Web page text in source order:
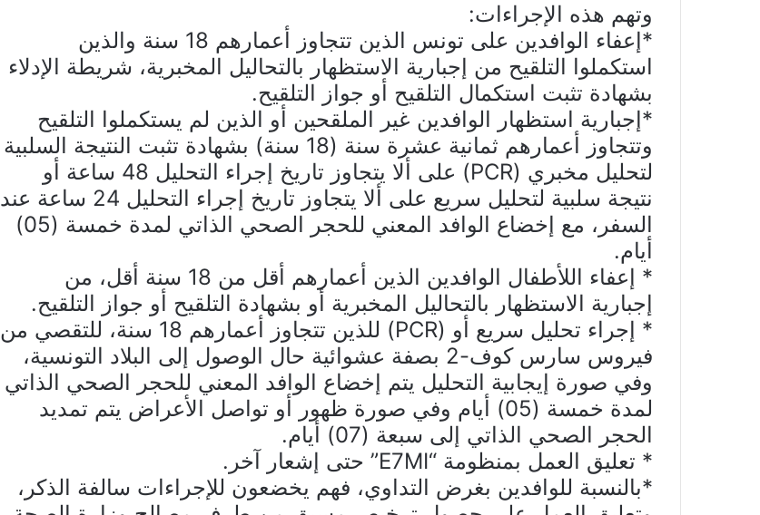
وتهم هذه الإجراءات:
*إعفاء الوافدين على تونس الذين تتجاوز أعمارهم 18 سنة والذين
استكملوا التلقيح من إجبارية الاستظهار بالتحاليل المخبرية، شريطة الإدلاء
بشهادة تثبت استكمال التلقيح أو جواز التلقيح.
*إجبارية استظهار الوافدين غير الملقحين أو الذين لم يستكملوا التلقيح
وتتجاوز أعمارهم ثمانية عشرة سنة (18 سنة) بشهادة تثبت النتيجة السلبية
لتحليل مخبري (PCR) على ألا يتجاوز تاريخ إجراء التحليل 48 ساعة أو
نتيجة سلبية لتحليل سريع على ألا يتجاوز تاريخ إجراء التحليل 24 ساعة عند
السفر، مع إخضاع الوافد المعني للحجر الصحي الذاتي لمدة خمسة (05)
أيام.
* إعفاء اللأطفال الوافدين الذين أعمارهم أقل من 18 سنة أقل، من
إجبارية الاستظهار بالتحاليل المخبرية أو بشهادة التلقيح أو جواز التلقيح.
* إجراء تحليل سريع أو (PCR) للذين تتجاوز أعمارهم 18 سنة، للتقصي من
فيروس سارس كوف-2 بصفة عشوائية حال الوصول إلى البلاد التونسية،
وفي صورة إيجابية التحليل يتم إخضاع الوافد المعني للحجر الصحي الذاتي
لمدة خمسة (05) أيام وفي صورة ظهور أو تواصل الأعراض يتم تمديد
الحجر الصحي الذاتي إلى سبعة (07) أيام.
* تعليق العمل بمنظومة “E7MI” حتى إشعار آخر.
*بالنسبة للوافدين بغرض التداوي، فهم يخضعون للإجراءات سالفة الذكر،